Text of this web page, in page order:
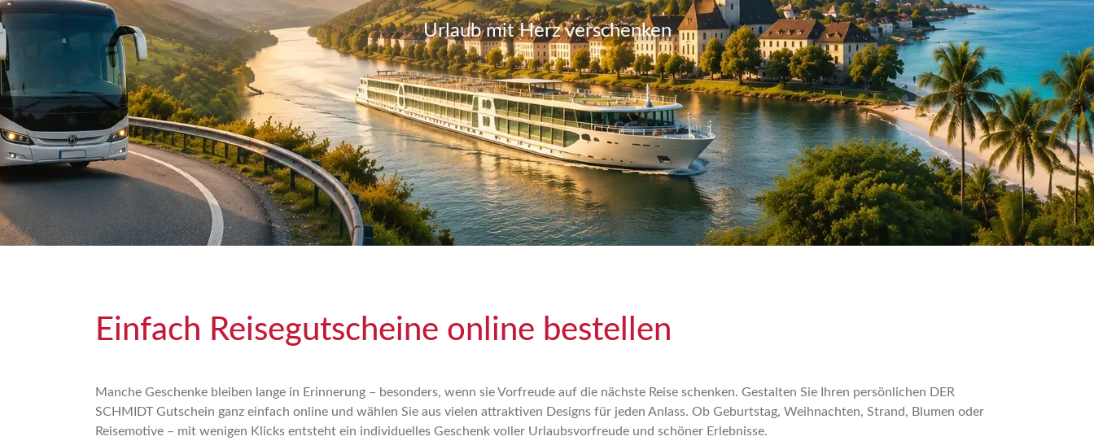
Merkliste Merkliste schliessen
Urlaub mit Herz verschenken
Einfach Reisegutscheine online bestellen
Manche Geschenke bleiben lange in Erinnerung – besonders, wenn sie Vorfreude auf die nächste Reise schenken. Gestalten Sie Ihren persönlichen DER
SCHMIDT Gutschein ganz einfach online und wählen Sie aus vielen attraktiven Designs für jeden Anlass. Ob Geburtstag, Weihnachten, Strand, Blumen oder
Reisemotive – mit wenigen Klicks entsteht ein individuelles Geschenk voller Urlaubsvorfreude und schöner Erlebnisse.